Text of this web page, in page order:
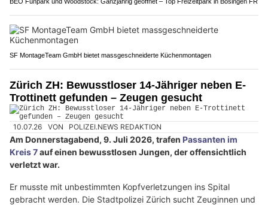
SF MontageTeam GmbH bietet massgeschneiderte Küchenmontagen
Zürich ZH: Bewusstloser 14-Jähriger neben E-
Trottinett gefunden – Zeugen gesucht
10.07.26 VON POLIZEI.NEWS REDAKTION
Am Donnerstagabend, 9. Juli 2026, trafen Passanten im
Kreis 7auf einen bewusstlosen Jungen, der offensichtlich
verletzt war.
Er musste mit unbestimmten Kopfverletzungen ins Spital
gebracht werden. Die Stadtpolizei Zürich sucht Zeuginnen und